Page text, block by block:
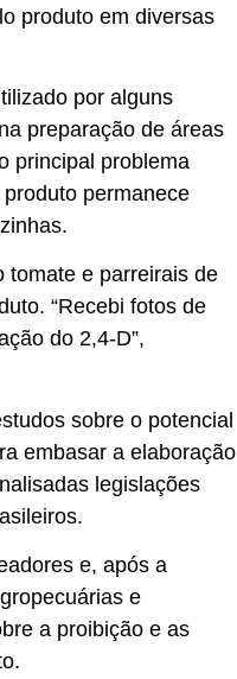
produto em diversas
por alguns
preparação de áreas
principal problema
permanece
tomate e parreirais de
“Recebi fotos de
do 2,4-D”,
sobre o potencial
embasar a elaboração
legislações
e, após a
e
a proibição e as